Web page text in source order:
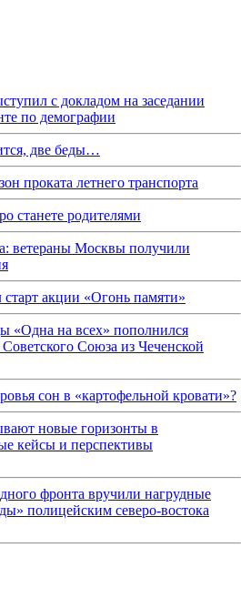
с докладом на заседании
по демографии
две беды…
проката летнего транспорта
станете родителями
ветераны Москвы получили
акции «Огонь памяти»
«Одна на всех» пополнился
Союза из Чеченской
сон в «картофельной кровати»?
новые горизонты в
кейсы и перспективы
фронта вручили нагрудные
полицейским северо-востока